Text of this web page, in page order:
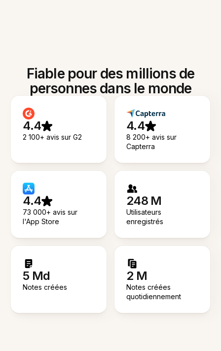
Fiable pour des millions de
personnes dans le monde
4.4
2 100+ avis sur G2
4.4
8 200+ avis sur
Capterra
4.4
73 000+ avis sur
l'App Store
248 M
Utilisateurs
enregistrés
5 Md
Notes créées
2 M
Notes créées
quotidiennement